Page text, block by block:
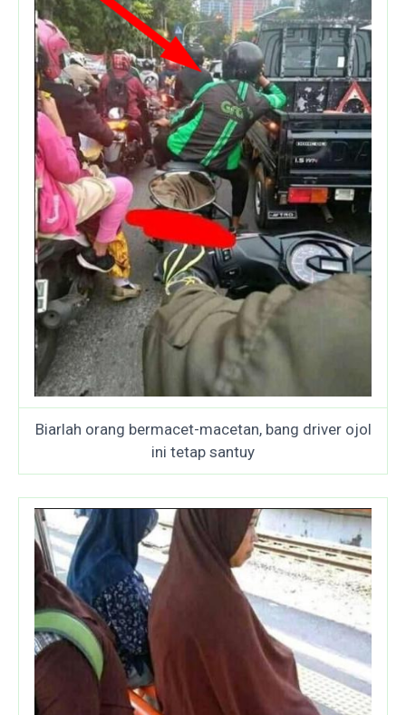
Biarlah orang bermacet-macetan, bang driver ojol
ini tetap santuy